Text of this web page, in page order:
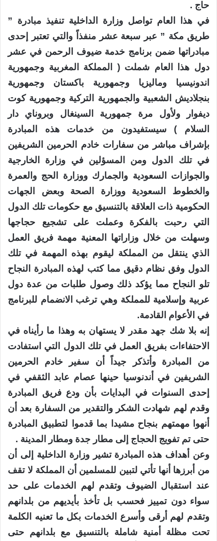
حاج .
في هذا العام تواصل وزارة الداخلية تنفيذ مبادرة ”
طريق مكة ” عبر سبعة عشر منفذاً والتي تعتبر إحدى
مبادراتها ضمن برنامج خدمة ضيوف الرحمن في عشر
دول هذا العام شملت ( المملكة المغربية وجمهورية
اندونيسيا وماليزيا وجمهورية باكستان وجمهورية
بنجلاديش الشعبية والجمهورية التركية وجمهورية كوت
ديفوار ولأول مرة جمهورية السينغال وبروناي دار
السلام ) سيستفيدون من خدمات هذه المبادرة
بإشراف مباشر من سفارات خادم الحرمين الشريفين
في تلك الدول ومن المسؤلين في وزارة الخارجية
والجوازات السعودية والجمارك ووزارة الحج والعمرة
والخطوط السعودية ووزارة الصحة وبعض الجهات
الحكومية ذات العلاقة بالتنسيق مع حكومات تلك الدول
التي رحبت بالفكرة وعملت على تشجيع حجاجها
وسهلت من خلال وزاراتها المعنية مهمة فريق العمل
الذي ينتقل من المملكة ليقوم بهذه المهمة في تلك
الدول وفق نظام دقيق مما كتب لهذه المبادرة النجاح
تلو النجاح مما يؤكد ذلك وصول طلبات من عدة دول
عربية وإسلامية للمملكة وهي ترغب الانضمام للبرنامج
في الأعوام القادمة.
إنه بلا شك جهد مقدر لا يستهان به وهذا ما رأيناه في
الاحتفاءات بفريق العمل في تلك الدول التي استفادت
من المبادرة وأتذكر جيداً أن سفير خادم الحرمين
الشريفين في أندنوسيا حينها عصام عابد الثقفي في
إحدى السنوات في البدايات بأن ودع فريق المبادرة
وقدم لهم شهادت الشكر والتقدير من السفارة بعد أن
أنهوا مهمتهم بنجاح مشيدا بما قدموا لتطبيق المبادرة
حتى تم تفويج الحجاج إلى مطار جدة ومطار المدينة .
وعن أهداف هذه المبادرة تشير وزارة الداخلية إلى أن
من أبرزها أنها تأتي لتبين للمسلمين أن المملكة لا تقف
عند استقبال الضيوف وتقدم لهم الخدمات على حد
سواء دون تمييز فحسب بل تأخذ بأيديهم من بلدانهم
وتقدم لهم أرقى وأسرع الخدمات بكل ما تعنيه الكلمة
تحت مظلة أمنية شاملة بالتنسيق مع بلدانهم حتى